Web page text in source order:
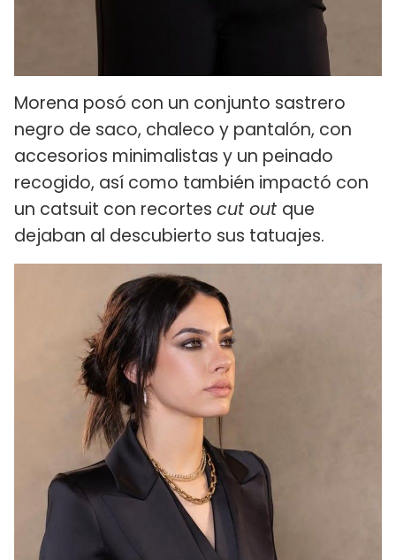
Morena posó con un conjunto sastrero
negro de saco, chaleco y pantalón, con
accesorios minimalistas y un peinado
recogido, así como también impactó con
un catsuit con recortes cut out que
dejaban al descubierto sus tatuajes.